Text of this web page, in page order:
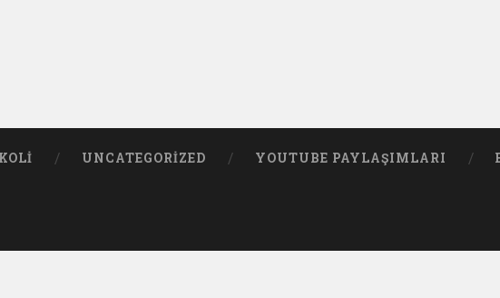
UNCATEGORIZED YOUTUBE PAYLAŞIMLARI